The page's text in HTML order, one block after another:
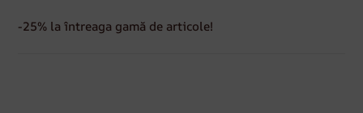
-25% la întreaga gamă de articole!